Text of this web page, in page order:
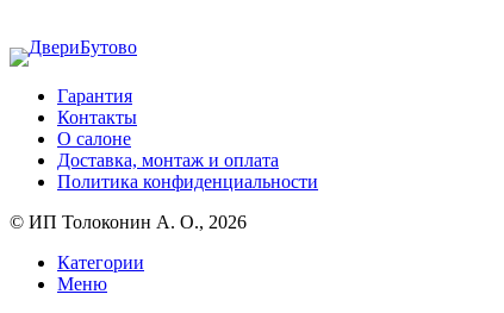
Гарантия
Контакты
О салоне
Доставка, монтаж и оплата
Политика конфиденциальности
© ИП Толоконин А. О., 2026
Категории
Меню